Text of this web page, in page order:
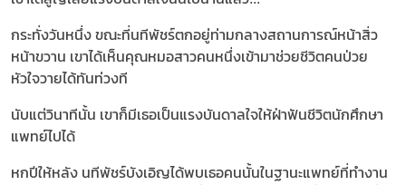
กระทั่งวันหนึ่ง ขณะที่นทีพัชร์ตกอยู่ท่ามกลางสถานการณ์หน้าสิ่ว
หน้าขวาน เขาได้เห็นคุณหมอสาวคนหนึ่งเข้ามาช่วยชีวิตคนป่วย
หัวใจวายได้ทันท่วงที
นับแต่วินาทีนั้น เขาก็มีเธอเป็นแรงบันดาลใจให้ฝ่าฟันชีวิตนักศึกษา
แพทย์ไปได้
หกปีให้หลัง นทีพัชร์บังเอิญได้พบเธอคนนั้นในฐานะแพทย์ที่ทำงาน